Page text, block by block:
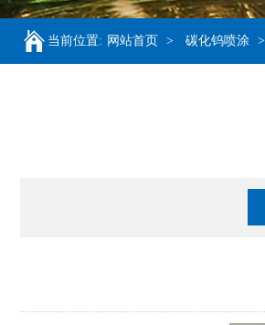
当前位置: 网站首页 > 碳化钨喷涂 >